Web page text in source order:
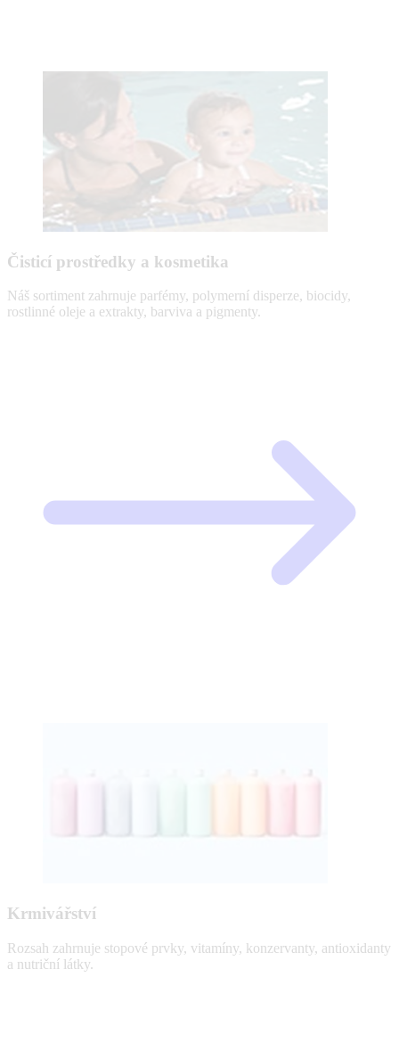
Čisticí prostředky a kosmetika
Náš sortiment zahrnuje parfémy, polymerní disperze, biocidy,
rostlinné oleje a extrakty, barviva a pigmenty.
Krmivářství
Rozsah zahrnuje stopové prvky, vitamíny, konzervanty, antioxidanty
a nutriční látky.